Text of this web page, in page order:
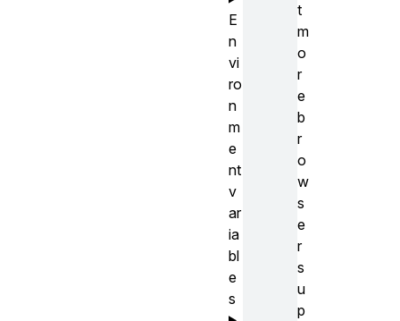
t
m
o
r
e
b
r
o
w
s
e
r
s
u
p
E
n
vi
ro
n
m
e
nt
v
ar
ia
bl
e
s